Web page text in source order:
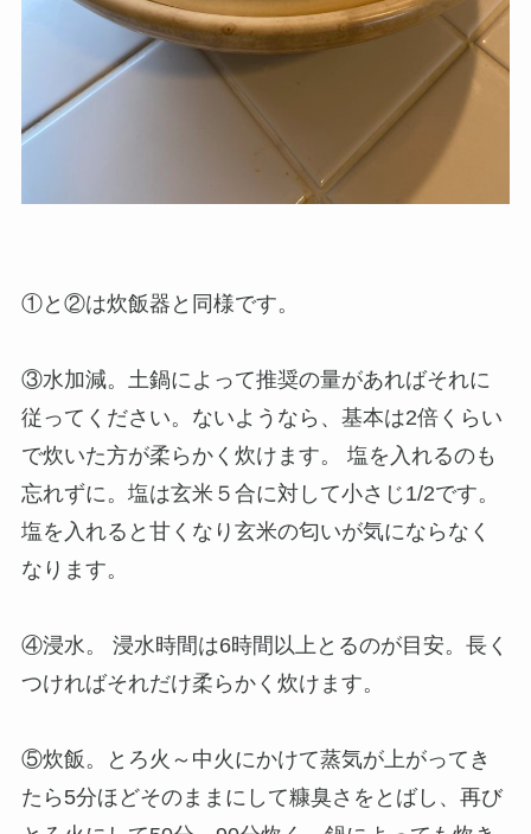
①と②は炊飯器と同様です。
③水加減。土鍋によって推奨の量があればそれに
従ってください。ないようなら、基本は2倍くらい
で炊いた方が柔らかく炊けます。 塩を入れるのも
忘れずに。塩は玄米５合に対して小さじ1/2です。
塩を入れると甘くなり玄米の匂いが気にならなく
なります。
④浸水。 浸水時間は6時間以上とるのが目安。長く
つければそれだけ柔らかく炊けます。
⑤炊飯。とろ火～中火にかけて蒸気が上がってき
たら5分ほどそのままにして糠臭さをとばし、再び